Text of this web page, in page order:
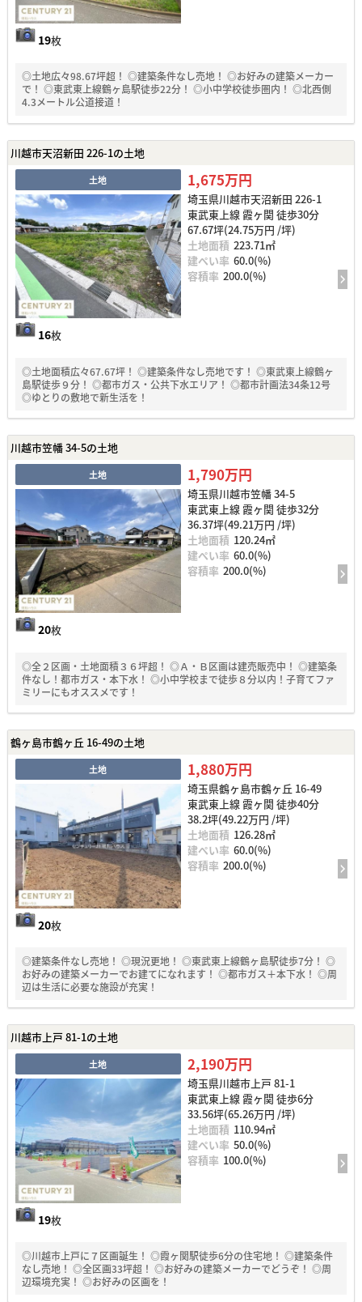
19枚
◎土地広々98.67坪超！ ◎建築条件なし売地！ ◎お好みの建築メーカー
で！ ◎東武東上線鶴ヶ島駅徒歩22分！ ◎小中学校徒歩圏内！ ◎北西側
4.3メートル公道接道！
川越市天沼新田 226-1の土地
土地
16枚
1,675万円
埼玉県川越市天沼新田 226-1
東武東上線 霞ヶ関 徒歩30分
67.67坪(24.75万円 /坪)
土地面積 223.71㎡
建ぺい率 60.0(%)
容積率 200.0(%)
◎土地面積広々67.67坪！ ◎建築条件なし売地です！ ◎東武東上線鶴ヶ
島駅徒歩９分！ ◎都市ガス・公共下水エリア！ ◎都市計画法34条12号
◎ゆとりの敷地で新生活を！
川越市笠幡 34-5の土地
土地
20枚
1,790万円
埼玉県川越市笠幡 34-5
東武東上線 霞ヶ関 徒歩32分
36.37坪(49.21万円 /坪)
土地面積 120.24㎡
建ぺい率 60.0(%)
容積率 200.0(%)
◎全２区画・土地面積３６坪超！ ◎Ａ・Ｂ区画は建売販売中！ ◎建築条
件なし！都市ガス・本下水！ ◎小中学校まで徒歩８分以内！子育てファ
ミリーにもオススメです！
鶴ヶ島市鶴ヶ丘 16-49の土地
土地
20枚
1,880万円
埼玉県鶴ヶ島市鶴ヶ丘 16-49
東武東上線 霞ヶ関 徒歩40分
38.2坪(49.22万円 /坪)
土地面積 126.28㎡
建ぺい率 60.0(%)
容積率 200.0(%)
◎建築条件なし売地！ ◎現況更地！ ◎東武東上線鶴ヶ島駅徒歩7分！ ◎
お好みの建築メーカーでお建てになれます！ ◎都市ガス＋本下水！ ◎周
辺は生活に必要な施設が充実！
川越市上戸 81-1の土地
土地
19枚
2,190万円
埼玉県川越市上戸 81-1
東武東上線 霞ヶ関 徒歩6分
33.56坪(65.26万円 /坪)
土地面積 110.94㎡
建ぺい率 50.0(%)
容積率 100.0(%)
◎川越市上戸に７区画誕生！ ◎霞ヶ関駅徒歩6分の住宅地！ ◎建築条件
なし売地！ ◎全区画33坪超！ ◎お好みの建築メーカーでどうぞ！ ◎周
辺環境充実！ ◎お好みの区画を！